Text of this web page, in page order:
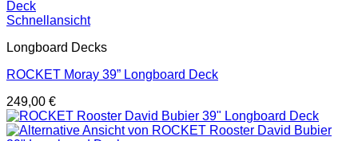
Schnellansicht
Longboard Decks
ROCKET Moray 39” Longboard Deck
249,00 €